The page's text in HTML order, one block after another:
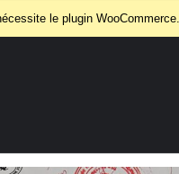
le plugin WooCommerce.